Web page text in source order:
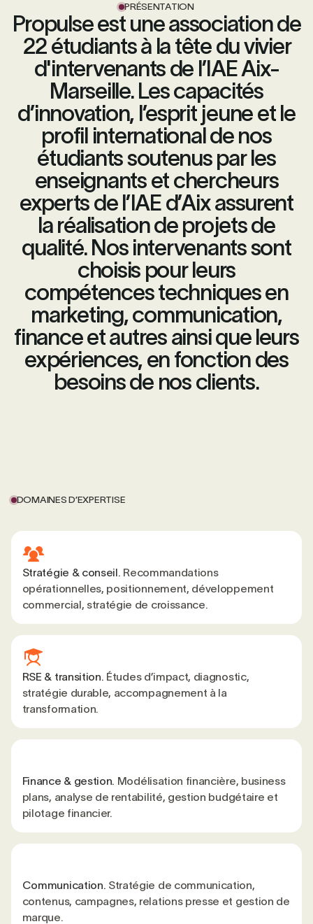
PRÉSENTATION
Propulse est une association de
22 étudiants à la tête du vivier
d'intervenants de l’IAE Aix-
Marseille. Les capacités
d’innovation, l’esprit jeune et le
profil international de nos
étudiants soutenus par les
enseignants et chercheurs
experts de l’IAE d’Aix assurent
la réalisation de projets de
qualité. Nos intervenants sont
choisis pour leurs
compétences techniques en
marketing, communication,
finance et autres ainsi que leurs
expériences, en fonction des
besoins de nos clients.
DOMAINES D’EXPERTISE
Stratégie & conseil. Recommandations
opérationnelles, positionnement, développement
commercial, stratégie de croissance.
RSE & transition. Études d’impact, diagnostic,
stratégie durable, accompagnement à la
transformation.
Finance & gestion. Modélisation financière, business
plans, analyse de rentabilité, gestion budgétaire et
pilotage financier.
Communication. Stratégie de communication,
contenus, campagnes, relations presse et gestion de
marque.